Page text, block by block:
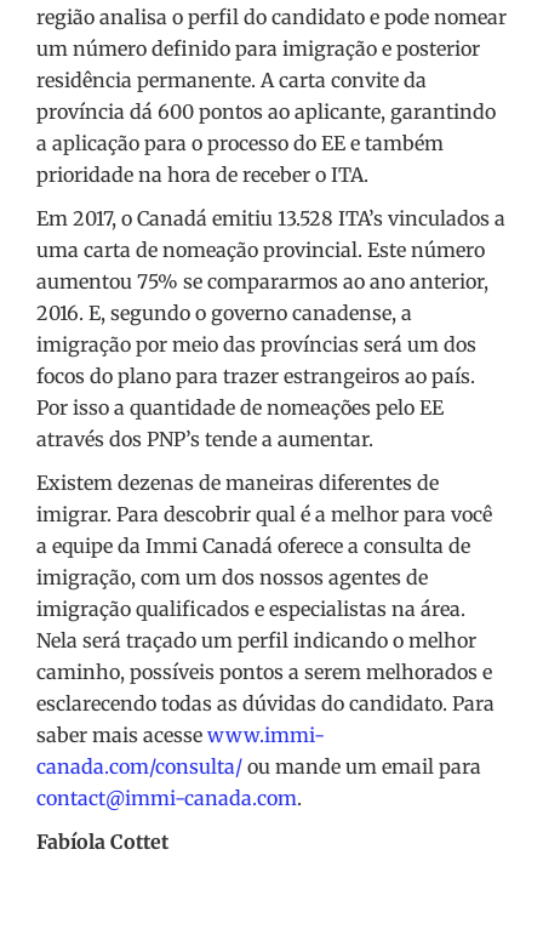
região analisa o perfil do candidato e pode nomear
um número definido para imigração e posterior
residência permanente. A carta convite da
província dá 600 pontos ao aplicante, garantindo
a aplicação para o processo do EE e também
prioridade na hora de receber o ITA.
Em 2017, o Canadá emitiu 13.528 ITA’s vinculados a
uma carta de nomeação provincial. Este número
aumentou 75% se compararmos ao ano anterior,
2016. E, segundo o governo canadense, a
imigração por meio das províncias será um dos
focos do plano para trazer estrangeiros ao país.
Por isso a quantidade de nomeações pelo EE
através dos PNP’s tende a aumentar.
Existem dezenas de maneiras diferentes de
imigrar. Para descobrir qual é a melhor para você
a equipe da Immi Canadá oferece a consulta de
imigração, com um dos nossos agentes de
imigração qualificados e especialistas na área.
Nela será traçado um perfil indicando o melhor
caminho, possíveis pontos a serem melhorados e
esclarecendo todas as dúvidas do candidato. Para
saber mais acesse www.immi-
canada.com/consulta/ ou mande um email para
contact@immi-canada.com.
Fabíola Cottet